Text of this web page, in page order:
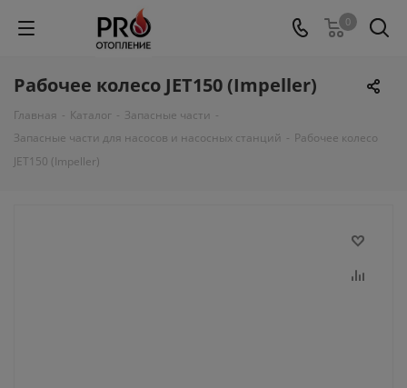
0
Рабочее колесо JET150 (Impeller)
Главная - Каталог - Запасные части -
Запасные части для насосов и насосных станций - Рабочее колесо
JET150 (Impeller)